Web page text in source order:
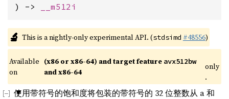
) ->
__m512i
🔬 This is a nightly-only experimental API. (stdsimd #48556)
Available
on
(x86 or x86-64) and target feature avx512bw
and x86-64
only
.
使用带符号的饱和度将包装的带符号的 32 位整数从 a 和